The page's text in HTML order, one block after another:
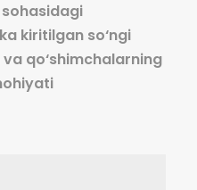
kiritilgan so‘ngi
qo‘shimchalarning